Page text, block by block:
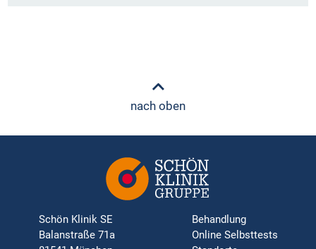
nach oben
Schön Klinik SE
Balanstraße 71a
Behandlung
Online Selbsttests